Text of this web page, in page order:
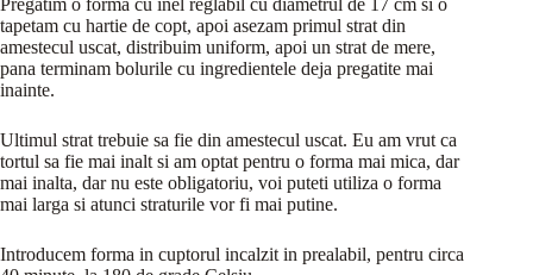
Pregatim o forma cu inel reglabil cu diametrul de 17 cm si o
tapetam cu hartie de copt, apoi asezam primul strat din
amestecul uscat, distribuim uniform, apoi un strat de mere,
pana terminam bolurile cu ingredientele deja pregatite mai
inainte.
Ultimul strat trebuie sa fie din amestecul uscat. Eu am vrut ca
tortul sa fie mai inalt si am optat pentru o forma mai mica, dar
mai inalta, dar nu este obligatoriu, voi puteti utiliza o forma
mai larga si atunci straturile vor fi mai putine.
Introducem forma in cuptorul incalzit in prealabil, pentru circa